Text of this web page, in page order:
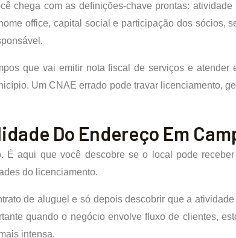
chega com as definições-chave prontas:
office, capital social e participação dos sócios,
que vai emitir nota fiscal de serviços e
Um CNAE errado pode travar licenciamento,
Do Endereço Em
aqui que você descobre se o local pode
do licenciamento.
de aluguel e só depois descobrir que a
quando o negócio envolve fluxo de clientes,
intensa.